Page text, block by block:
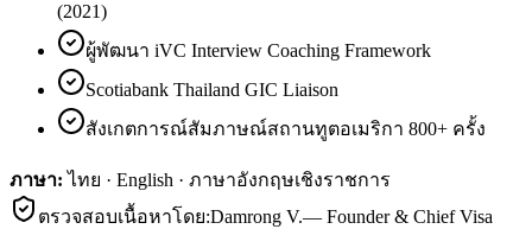
(2021)
ผู้พัฒนา iVC Interview Coaching Framework
Scotiabank Thailand GIC Liaison
สังเกตการณ์สัมภาษณ์สถานทูตอเมริกา 800+ ครั้ง
ภาษา: ไทย · English · ภาษาอังกฤษเชิงราชการ
ตรวจสอบเนื้อหาโดย:Damrong V.— Founder & Chief Visa